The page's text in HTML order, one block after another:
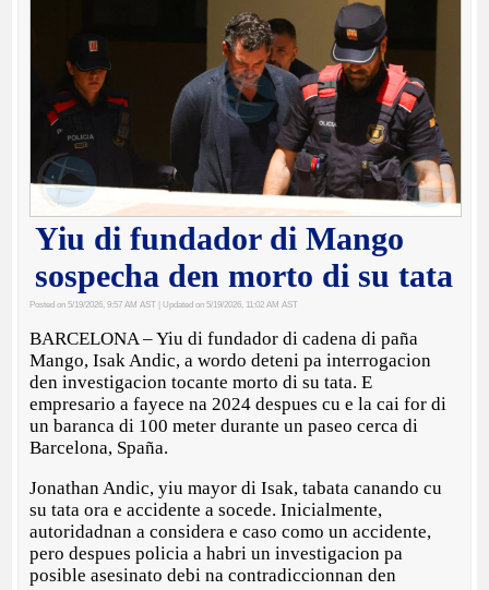
Yiu di fundador di Mango
sospecha den morto di su tata
Posted on 5/19/2026, 9:57 AM AST | Updated on 5/19/2026, 11:02 AM AST
BARCELONA – Yiu di fundador di cadena di paña
Mango, Isak Andic, a wordo deteni pa interrogacion
den investigacion tocante morto di su tata. E
empresario a fayece na 2024 despues cu e la cai for di
un baranca di 100 meter durante un paseo cerca di
Barcelona, Spaña.
Jonathan Andic, yiu mayor di Isak, tabata canando cu
su tata ora e accidente a socede. Inicialmente,
autoridadnan a considera e caso como un accidente,
pero despues policia a habri un investigacion pa
posible asesinato debi na contradiccionnan den